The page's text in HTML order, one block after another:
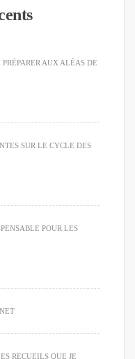
AUX ALÉAS DE
SUR LE CYCLE DES
POUR LES
RECUEILS QUE JE